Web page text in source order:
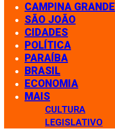
CAMPINA GRANDE
SÃO JOÃO
CIDADES
POLÍTICA
PARAÍBA
BRASIL
ECONOMIA
MAIS
CULTURA
LEGISLATIVO